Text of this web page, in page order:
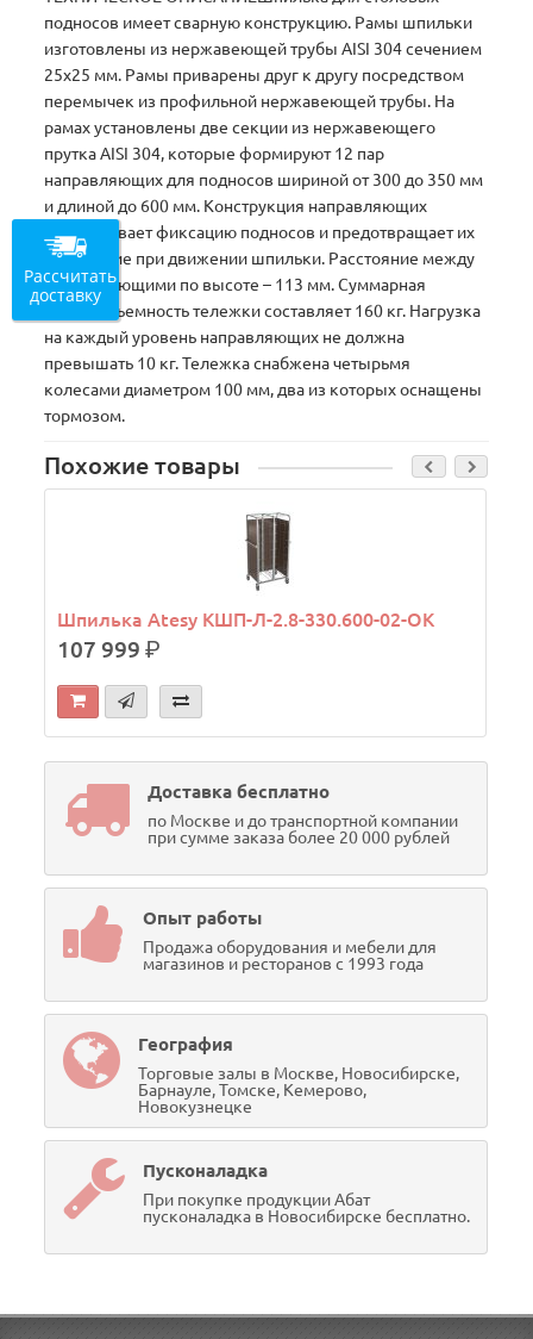
подносов имеет сварную конструкцию. Рамы шпильки
изготовлены из нержавеющей трубы AISI 304 сечением
25х25 мм. Рамы приварены друг к другу посредством
перемычек из профильной нержавеющей трубы. На
рамах установлены две секции из нержавеющего
прутка AISI 304, которые формируют 12 пар
направляющих для подносов шириной от 300 до 350 мм
и длиной до 600 мм. Конструкция направляющих
обеспечивает фиксацию подносов и предотвращает их
выпадение при движении шпильки. Расстояние между
направляющими по высоте – 113 мм. Суммарная
грузоподъемность тележки составляет 160 кг. Нагрузка
на каждый уровень направляющих не должна
превышать 10 кг. Тележка снабжена четырьмя
колесами диаметром 100 мм, два из которых оснащены
тормозом.
Похожие товары
Шпилька Atesy КШП-Л-2.8-330.600-02-ОК
107 999р.
Доставка бесплатно
по Москве и до транспортной компании
при сумме заказа более 20 000 рублей
Опыт работы
Продажа оборудования и мебели для
магазинов и ресторанов с 1993 года
География
Торговые залы в Москве, Новосибирске,
Барнауле, Томске, Кемерово,
Новокузнецке
Пусконаладка
При покупке продукции Абат
пусконаладка в Новосибирске бесплатно.
Рассчитать
доставку